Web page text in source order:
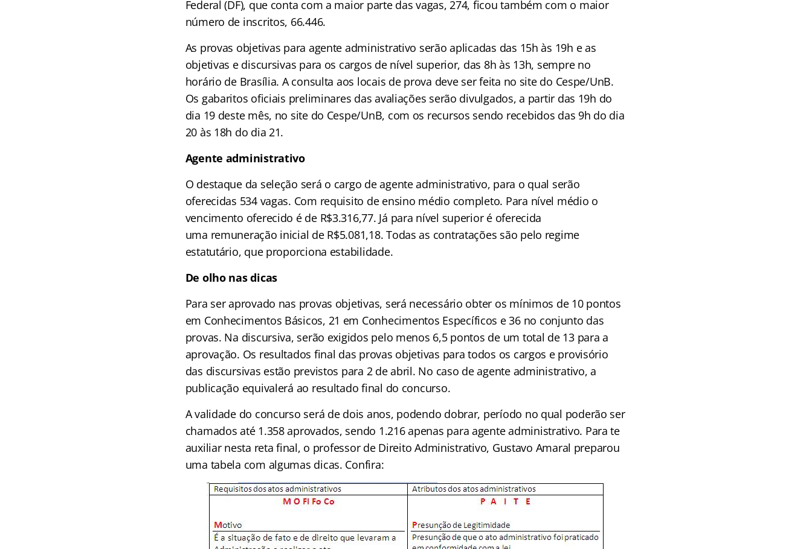
Federal (DF), que conta com a maior parte das vagas, 274, ficou também com o maior
número de inscritos, 66.446.
As provas objetivas para agente administrativo serão aplicadas das 15h às 19h e as
objetivas e discursivas para os cargos de nível superior, das 8h às 13h, sempre no
horário de Brasília. A consulta aos locais de prova deve ser feita no site do Cespe/UnB.
Os gabaritos oficiais preliminares das avaliações serão divulgados, a partir das 19h do
dia 19 deste mês, no site do Cespe/UnB, com os recursos sendo recebidos das 9h do dia
20 às 18h do dia 21.
Agente administrativo
O destaque da seleção será o cargo de agente administrativo, para o qual serão
oferecidas 534 vagas. Com requisito de ensino médio completo. Para nível médio o
vencimento oferecido é de R$3.316,77. Já para nível superior é oferecida
uma remuneração inicial de R$5.081,18. Todas as contratações são pelo regime
estatutário, que proporciona estabilidade.
De olho nas dicas
Para ser aprovado nas provas objetivas, será necessário obter os mínimos de 10 pontos
em Conhecimentos Básicos, 21 em Conhecimentos Específicos e 36 no conjunto das
provas. Na discursiva, serão exigidos pelo menos 6,5 pontos de um total de 13 para a
aprovação. Os resultados final das provas objetivas para todos os cargos e provisório
das discursivas estão previstos para 2 de abril. No caso de agente administrativo, a
publicação equivalerá ao resultado final do concurso.
A validade do concurso será de dois anos, podendo dobrar, período no qual poderão ser
chamados até 1.358 aprovados, sendo 1.216 apenas para agente administrativo. Para te
auxiliar nesta reta final, o professor de Direito Administrativo, Gustavo Amaral preparou
uma tabela com algumas dicas. Confira: